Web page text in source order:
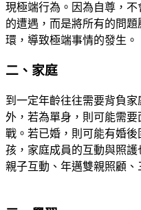
現極端行為。因為自尊，
的遭遇，而是將所有的問
環，導致極端事情的發生。
二、家庭
到一定年齡往往需要背負
外，若為單身，則可能需
戰。若已婚，則可能有婚
孩，家庭成員的互動與照護
親子互動、年邁雙親照顧、